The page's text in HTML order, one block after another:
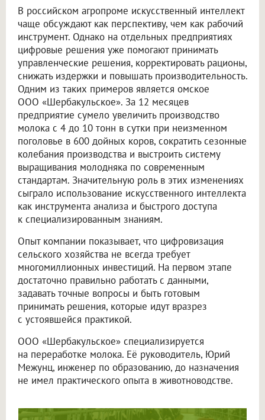
В российском агропроме искусственный интеллект
чаще обсуждают как перспективу, чем как рабочий
инструмент. Однако на отдельных предприятиях
цифровые решения уже помогают принимать
управленческие решения, корректировать рационы,
снижать издержки и повышать производительность.
Одним из таких примеров является омское
ООО «Шербакульское». За 12 месяцев
предприятие сумело увеличить производство
молока с 4 до 10 тонн в сутки при неизменном
поголовье в 600 дойных коров, сократить сезонные
колебания производства и выстроить систему
выращивания молодняка по современным
стандартам. Значительную роль в этих изменениях
сыграло использование искусственного интеллекта
как инструмента анализа и быстрого доступа
к специализированным знаниям.
Опыт компании показывает, что цифровизация
сельского хозяйства не всегда требует
многомиллионных инвестиций. На первом этапе
достаточно правильно работать с данными,
задавать точные вопросы и быть готовым
принимать решения, которые идут вразрез
с устоявшейся практикой.
ООО «Шербакульское» специализируется
на переработке молока. Её руководитель, Юрий
Межунц, инженер по образованию, до назначения
не имел практического опыта в животноводстве.